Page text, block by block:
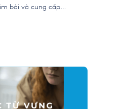
bài và cung cấp